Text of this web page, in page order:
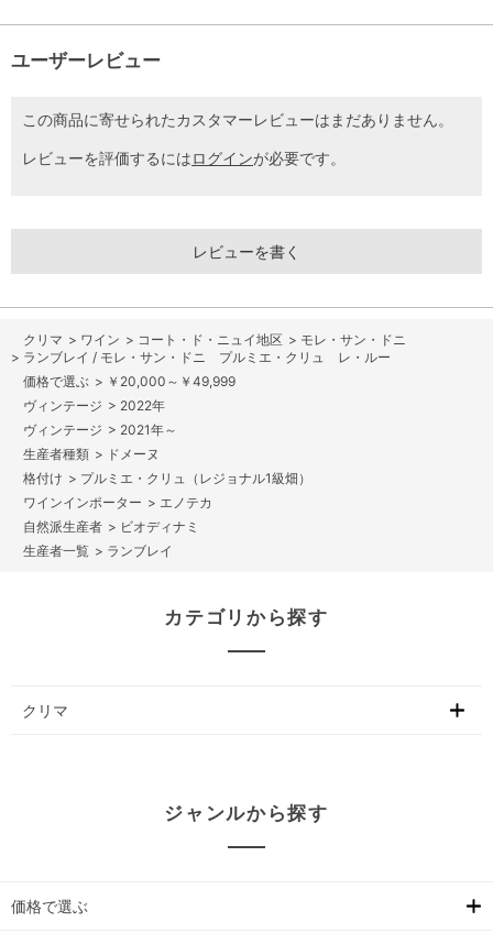
ユーザーレビュー
この商品に寄せられたカスタマーレビューはまだありません。
レビューを評価するにはログインが必要です。
レビューを書く
> ワイン > コート・ド・ニュイ地区 > モレ・サン・ドニ
> ランブレイ / モレ・サン・ドニ プルミエ・クリュ レ・ルー
> ￥20,000～￥49,999
> 2022年
> 2021年～
> ドメーヌ
> プルミエ・クリュ（レジョナル1級畑）
> エノテカ
> ビオディナミ
> ランブレイ
カテゴリから探す
クリマ
ジャンルから探す
価格で選ぶ